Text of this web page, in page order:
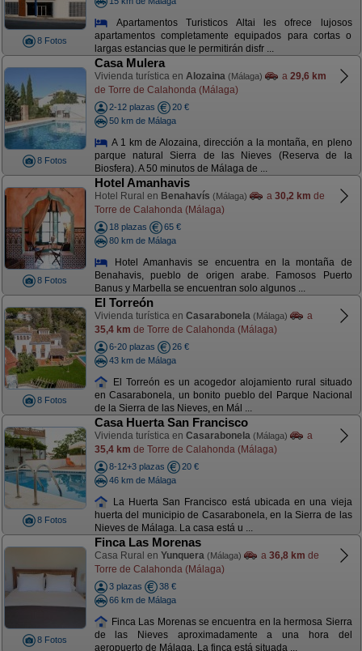
8 Fotos
Apartamentos Turisticos Altai les ofrece lujosos
apartamentos completamente equipados para cortas o
largas estancias que le permitirán disfr ...
8 Fotos
Casa Mulera
Vivienda turística en Alozaina (Málaga) a 29,6 km
de Torre de Calahonda (Málaga)
2-12 plazas
20 €
50 km de Málaga
A 1 km de Alozaina, dirección a la montaña, en pleno
parque natural Sierra de las Nieves (Reserva de la
Biosfera). A 50 minutos de Málaga de ...
8 Fotos
Hotel Amanhavis
Hotel Rural en Benahavís (Málaga) a 30,2 km de
Torre de Calahonda (Málaga)
18 plazas
65 €
80 km de Málaga
Hotel Amanhavis se encuentra en la montaña de
Benahavis, pueblo de origen arabe. Famosos Puerto
Banus y Marbella se encuentran solo algunos ...
8 Fotos
El Torreón
Vivienda turística en Casarabonela (Málaga)
a
35,4 km de Torre de Calahonda (Málaga)
6-20 plazas
26 €
43 km de Málaga
El Torreón es un acogedor alojamiento rural situado
en Casarabonela, un bonito pueblo del Parque Nacional
de la Sierra de las Nieves, en Mál ...
8 Fotos
Casa Huerta San Francisco
Vivienda turística en Casarabonela (Málaga)
a
35,4 km de Torre de Calahonda (Málaga)
8-12+3 plazas
20 €
46 km de Málaga
La Huerta San Francisco está ubicada en una vieja
huerta del municipio de Casarabonela, en la Sierra de las
Nieves de Málaga. La casa está u ...
8 Fotos
Finca Las Morenas
Casa Rural en Yunquera (Málaga) a 36,8 km de
Torre de Calahonda (Málaga)
3 plazas
38 €
66 km de Málaga
Finca Las Morenas se encuentra en la hermosa Sierra
de las Nieves aproximadamente a una hora del
aeropuerto de Málaga. La finca está situada ...